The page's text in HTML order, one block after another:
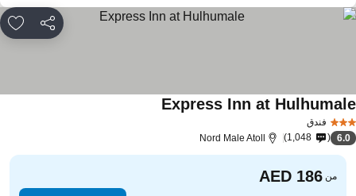
مشاركة
فندق
Express Inn at
6.0
1,048
Nord Male Atoll
من